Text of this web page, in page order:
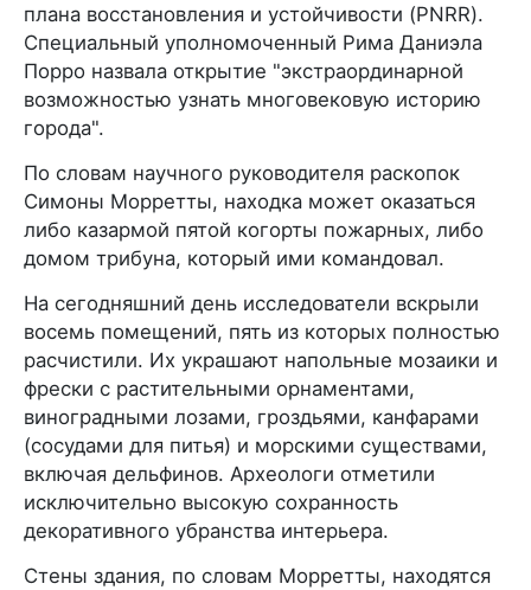
плана восстановления и устойчивости (PNRR).
Специальный уполномоченный Рима Даниэла
Порро назвала открытие "экстраординарной
возможностью узнать многовековую историю
города".
По словам научного руководителя раскопок
Симоны Морретты, находка может оказаться
либо казармой пятой когорты пожарных, либо
домом трибуна, который ими командовал.
На сегодняшний день исследователи вскрыли
восемь помещений, пять из которых полностью
расчистили. Их украшают напольные мозаики и
фрески с растительными орнаментами,
виноградными лозами, гроздьями, канфарами
(сосудами для питья) и морскими существами,
включая дельфинов. Археологи отметили
исключительно высокую сохранность
декоративного убранства интерьера.
Стены здания, по словам Морретты, находятся